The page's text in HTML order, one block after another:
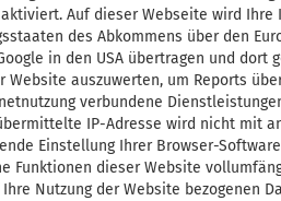
Auf dieser Webseite wird
des Abkommens über den
in den USA übertragen und
Website auszuwerten, um Reports
verbundene
IP-Adresse wird nicht mit
Einstellung Ihrer Browser-
Funktionen dieser Website
Nutzung der Website bezogenen